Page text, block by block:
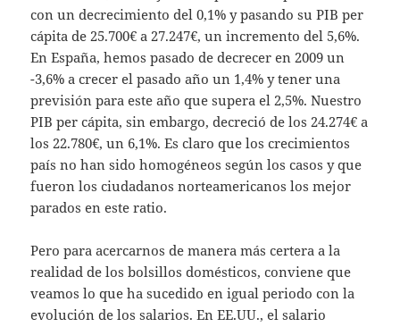
con un decrecimiento del 0,1% y pasando su PIB per
cápita de 25.700€ a 27.247€, un incremento del 5,6%.
En España, hemos pasado de decrecer en 2009 un
-3,6% a crecer el pasado año un 1,4% y tener una
previsión para este año que supera el 2,5%. Nuestro
PIB per cápita, sin embargo, decreció de los 24.274€ a
los 22.780€, un 6,1%. Es claro que los crecimientos
país no han sido homogéneos según los casos y que
fueron los ciudadanos norteamericanos los mejor
parados en este ratio.
Pero para acercarnos de manera más certera a la
realidad de los bolsillos domésticos, conviene que
veamos lo que ha sucedido en igual periodo con la
evolución de los salarios. En EE.UU., el salario